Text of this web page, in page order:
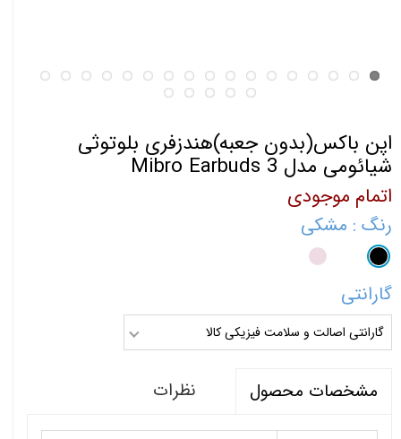
اپن باکس(بدون جعبه)هندزفری بلوتوثی
شیائومی مدل Mibro Earbuds 3
اتمام موجودی
رنگ : مشکی
گارانتی
گارانتی اصالت و سلامت فیزیکی کالا
مشخصات محصول نظرات